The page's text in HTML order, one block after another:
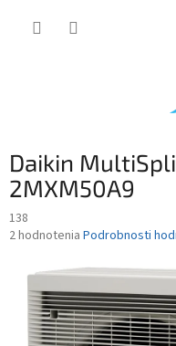
Daikin
2MXM50A9
138
Priemerné
produktu
2 hodnotenia Podrobnosti